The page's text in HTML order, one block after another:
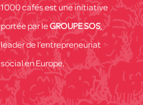
1000 cafés est une initiative
portée par leGROUPE SOS,
leader de l’entrepreneuriat
social en Europe.